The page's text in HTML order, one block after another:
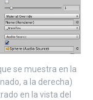
se muestra en la
a la derecha)
en la vista del